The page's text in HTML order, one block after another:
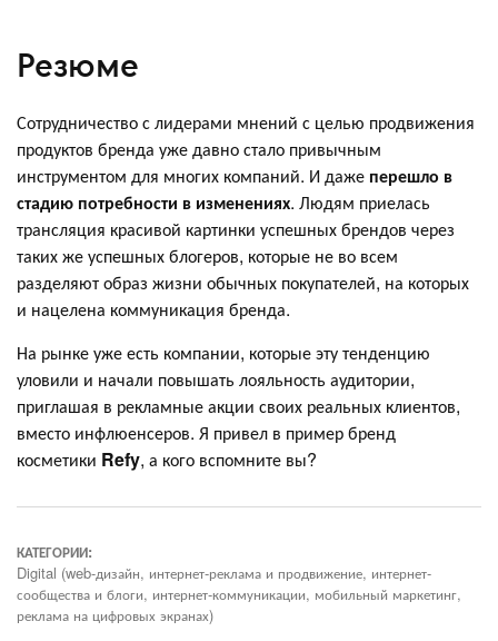
Резюме
Сотрудничество с лидерами мнений с целью продвижения
продуктов бренда уже давно стало привычным
инструментом для многих компаний. И даже перешло в
стадию потребности в изменениях. Людям приелась
трансляция красивой картинки успешных брендов через
таких же успешных блогеров, которые не во всем
разделяют образ жизни обычных покупателей, на которых
и нацелена коммуникация бренда.
На рынке уже есть компании, которые эту тенденцию
уловили и начали повышать лояльность аудитории,
приглашая в рекламные акции своих реальных клиентов,
вместо инфлюенсеров. Я привел в пример бренд
косметики Refy, а кого вспомните вы?
КАТЕГОРИИ:
Digital (web-дизайн, интернет-реклама и продвижение, интернет-
сообщества и блоги, интернет-коммуникации, мобильный маркетинг,
реклама на цифровых экранах)